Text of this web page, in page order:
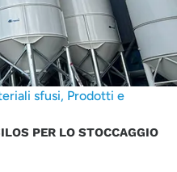
sfusi, Prodotti e
PER LO STOCCAGGIO